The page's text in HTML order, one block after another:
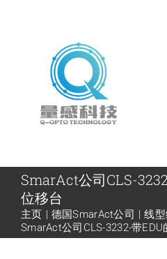
产品中心
代理品牌
SmarAct公司CLS-
位移台
主页 德国SmarAct公司
线
SmarAct公司CLS-3232-带